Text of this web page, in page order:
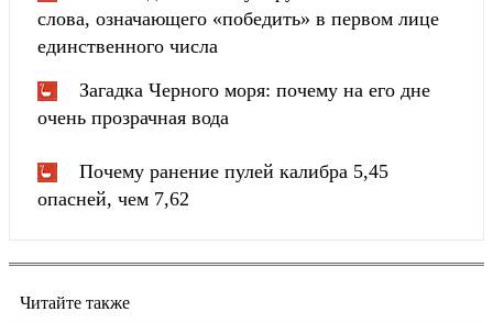
слова, означающего «победить» в первом лице
единственного числа
Загадка Черного моря: почему на его дне
очень прозрачная вода
Почему ранение пулей калибра 5,45
опасней, чем 7,62
Читайте также